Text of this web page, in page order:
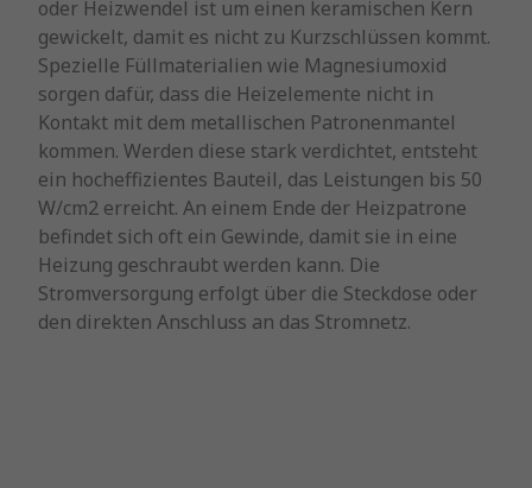
oder Heizwendel ist um einen keramischen Kern
gewickelt, damit es nicht zu Kurzschlüssen kommt.
Spezielle Füllmaterialien wie Magnesiumoxid
sorgen dafür, dass die Heizelemente nicht in
Kontakt mit dem metallischen Patronenmantel
kommen. Werden diese stark verdichtet, entsteht
ein hocheffizientes Bauteil, das Leistungen bis 50
W/cm2 erreicht. An einem Ende der Heizpatrone
befindet sich oft ein Gewinde, damit sie in eine
Heizung geschraubt werden kann. Die
Stromversorgung erfolgt über die Steckdose oder
den direkten Anschluss an das Stromnetz.